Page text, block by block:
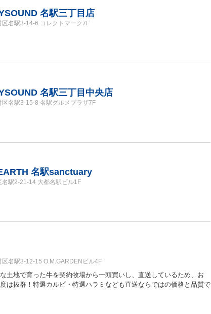
名駅三丁目店
名駅3-14-6 コレクトマーク7F
名駅三丁目中央店
名駅3-15-8 名駅グルメプラザ7F
名駅sanctuary
名駅2-21-14 大都名駅ビル1F
名駅3-12-15 O.M.GARDENビル4F
土地で育った牛を契約牧場から一頭買いし、直送しているため、お
は抜群！特選カルビ・特選ハラミなども直送ならではの価格と品質で